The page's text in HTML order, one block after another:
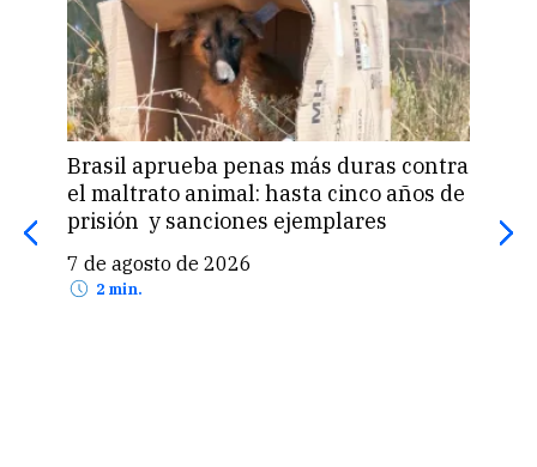
Brasil aprueba penas más duras contra
el maltrato animal: hasta cinco años de
prisión y sanciones ejemplares
7 de agosto de 2026
2 min.